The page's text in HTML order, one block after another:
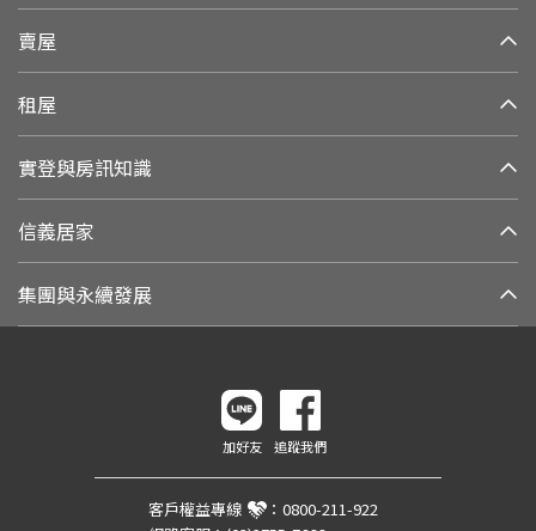
賣屋
租屋
實登與房訊知識
信義居家
集團與永續發展
加好友 追蹤我們
客戶權益專線 ： 0800-211-922